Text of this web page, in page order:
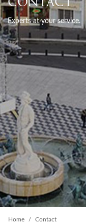
Home Contact
CONTACT
Experts at your service.